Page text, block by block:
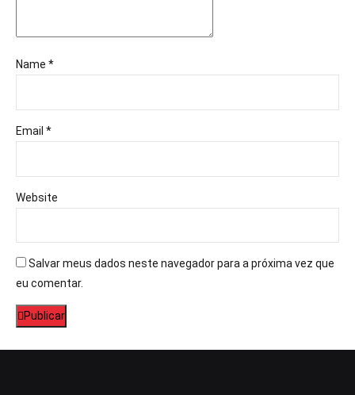
Name *
Email *
Website
Salvar meus dados neste navegador para a próxima vez que
eu comentar.
Publicar